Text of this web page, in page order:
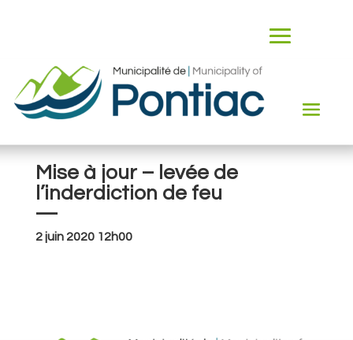
Mise à jour – levée de
l’inderdiction de feu
—
2 juin 2020 12h00